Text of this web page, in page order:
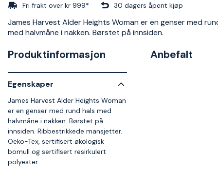
Fri frakt over kr 999* 30 dagers åpent kjøp
James Harvest Alder Heights Woman er en genser med
med halvmåne i nakken. Børstet på innsiden.
Produktinformasjon
Egenskaper
James Harvest Alder Heights Woman
er en genser med rund hals med
halvmåne i nakken. Børstet på
innsiden. Ribbestrikkede mansjetter.
Oeko-Tex, sertifisert økologisk
bomull og sertifisert resirkulert
polyester.
Anbefalt